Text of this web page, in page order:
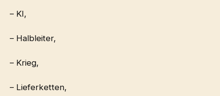
– KI,
– Halbleiter,
– Krieg,
– Lieferketten,